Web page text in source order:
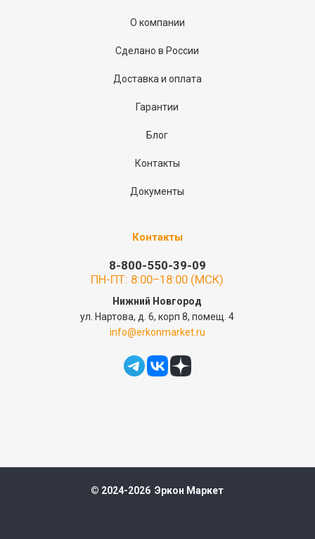
О компании
Сделано в России
Доставка и оплата
Гарантии
Блог
Контакты
Документы
Контакты
8-800-550-39-09
ПН-ПТ: 8:00–18:00 (МСК)
Нижний Новгород
ул. Нартова, д. 6, корп 8, помещ. 4
info@erkonmarket.ru
© 2024-2026 Эркон Маркет